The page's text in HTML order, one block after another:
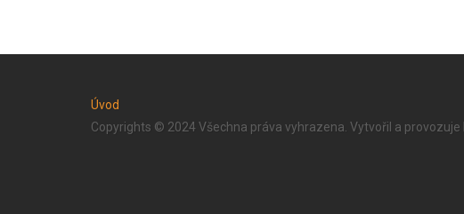
Úvod
Copyrights © 2024 Všechna práva vyhrazena. Vytvořil a provozuje